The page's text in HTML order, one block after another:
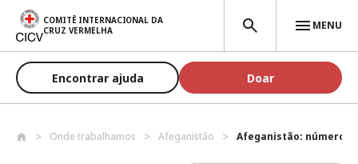
Passar para o conteúdo principal
COMITÊ INTERNACIONAL DA
CRUZ VERMELHA
MENU
Encontrar ajuda Doar
Onde trabalhamos Afeganistão Afeganistão: número